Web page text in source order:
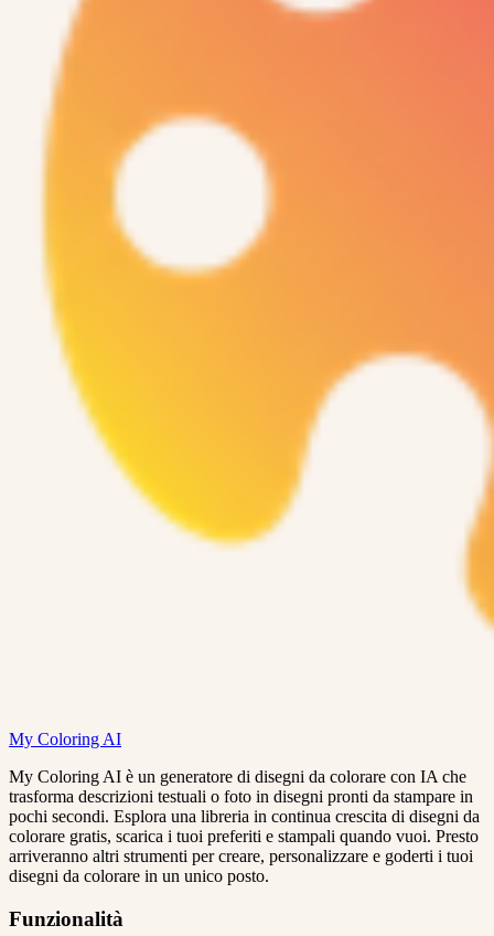
My Coloring AI
My Coloring AI è un generatore di disegni da colorare con IA che
trasforma descrizioni testuali o foto in disegni pronti da stampare in
pochi secondi. Esplora una libreria in continua crescita di disegni da
colorare gratis, scarica i tuoi preferiti e stampali quando vuoi. Presto
arriveranno altri strumenti per creare, personalizzare e goderti i tuoi
disegni da colorare in un unico posto.
Funzionalità